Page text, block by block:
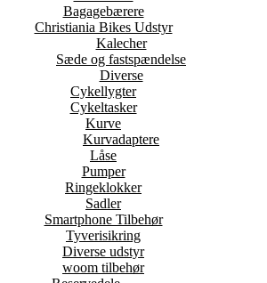
Bagagebærere
Christiania Bikes Udstyr
Kalecher
Sæde og fastspændelse
Diverse
Cykellygter
Cykeltasker
Kurve
Kurvadaptere
Låse
Pumper
Ringeklokker
Sadler
Smartphone Tilbehør
Tyverisikring
Diverse udstyr
woom tilbehør